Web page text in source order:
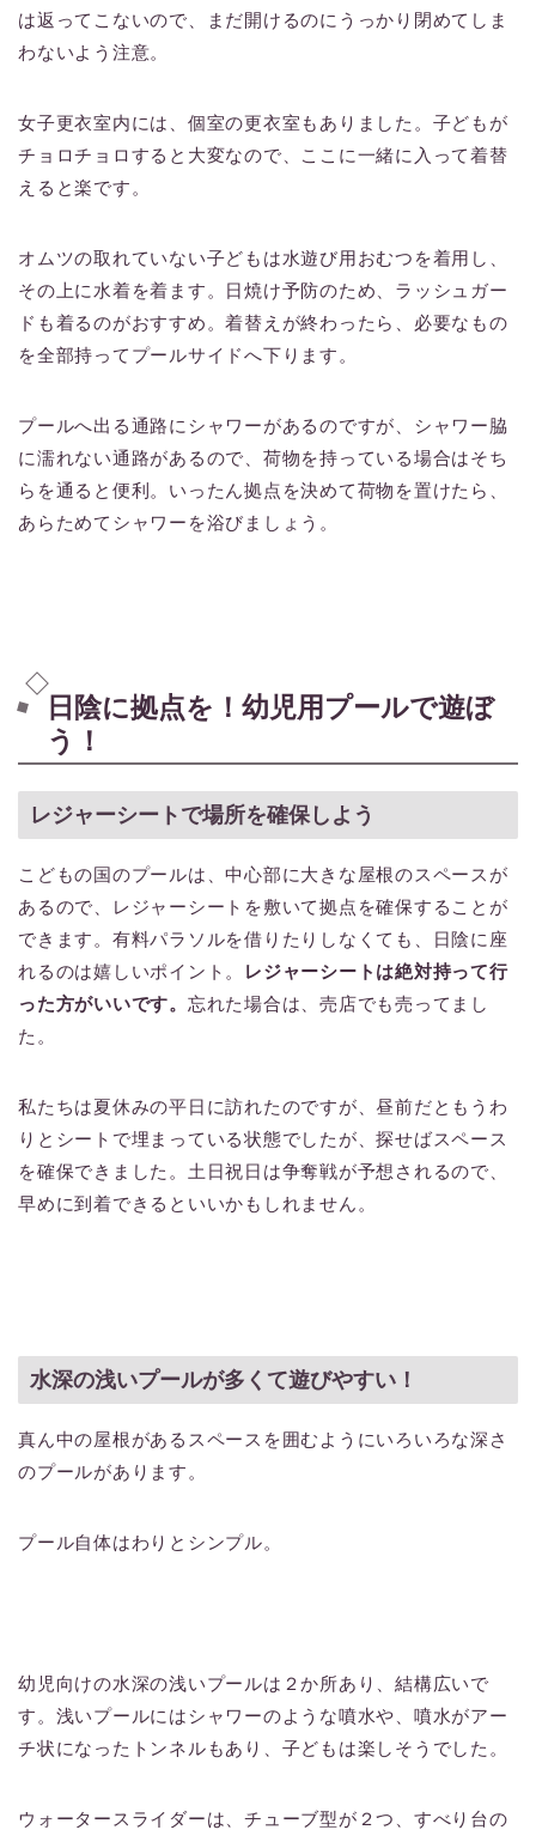
は返ってこないので、まだ開けるのにうっかり閉めてしま
わないよう注意。
女子更衣室内には、個室の更衣室もありました。子どもが
チョロチョロすると大変なので、ここに一緒に入って着替
えると楽です。
オムツの取れていない子どもは水遊び用おむつを着用し、
その上に水着を着ます。日焼け予防のため、ラッシュガー
ドも着るのがおすすめ。着替えが終わったら、必要なもの
を全部持ってプールサイドへ下ります。
プールへ出る通路にシャワーがあるのですが、シャワー脇
に濡れない通路があるので、荷物を持っている場合はそち
らを通ると便利。いったん拠点を決めて荷物を置けたら、
あらためてシャワーを浴びましょう。
日陰に拠点を！幼児用プールで遊ぼ
う！
レジャーシートで場所を確保しよう
こどもの国のプールは、中心部に大きな屋根のスペースが
あるので、レジャーシートを敷いて拠点を確保することが
できます。有料パラソルを借りたりしなくても、日陰に座
れるのは嬉しいポイント。
レジャーシートは絶対持って行
った方がいいです。 忘れた場合は、売店でも売ってまし
た。
私たちは夏休みの平日に訪れたのですが、昼前だともうわ
りとシートで埋まっている状態でしたが、探せばスペース
を確保できました。土日祝日は争奪戦が予想されるので、
早めに到着できるといいかもしれません。
水深の浅いプールが多くて遊びやすい！
真ん中の屋根があるスペースを囲むようにいろいろな深さ
のプールがあります。
プール自体はわりとシンプル。
幼児向けの水深の浅いプールは２か所あり、結構広いで
す。浅いプールにはシャワーのような噴水や、噴水がアー
チ状になったトンネルもあり、子どもは楽しそうでした。
ウォータースライダーは、チューブ型が２つ、すべり台の